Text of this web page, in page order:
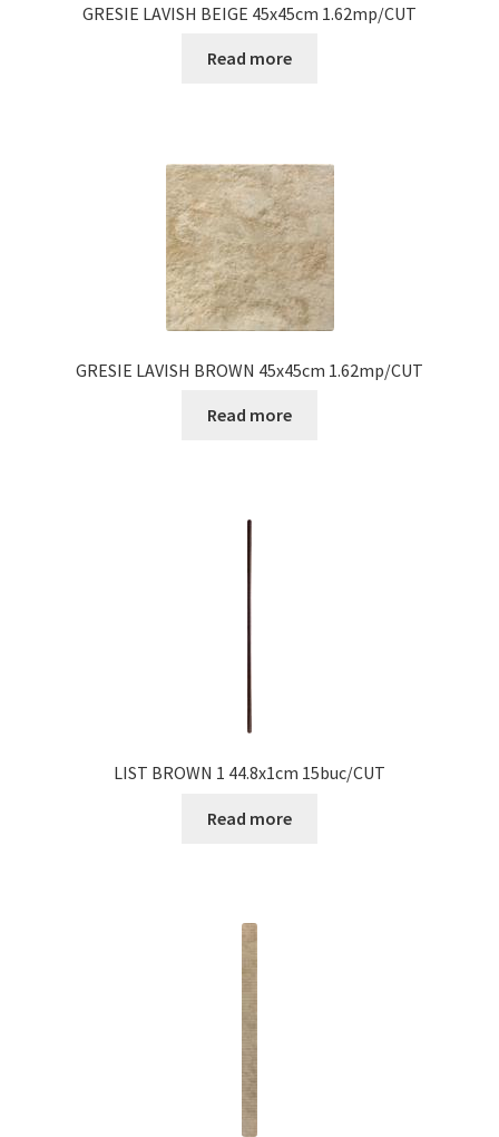
GRESIE LAVISH BEIGE 45x45cm 1.62mp/CUT
Read more
GRESIE LAVISH BROWN 45x45cm 1.62mp/CUT
Read more
LIST BROWN 1 44.8x1cm 15buc/CUT
Read more